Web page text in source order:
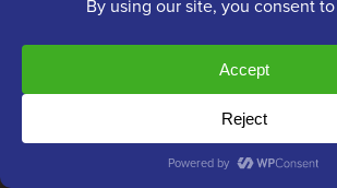
Detektor motywów WordPress
Analizator nagłówków
Analizator SEO Strony Internetowej